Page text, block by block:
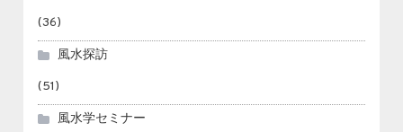
(36)
風水探訪
(51)
風水学セミナー